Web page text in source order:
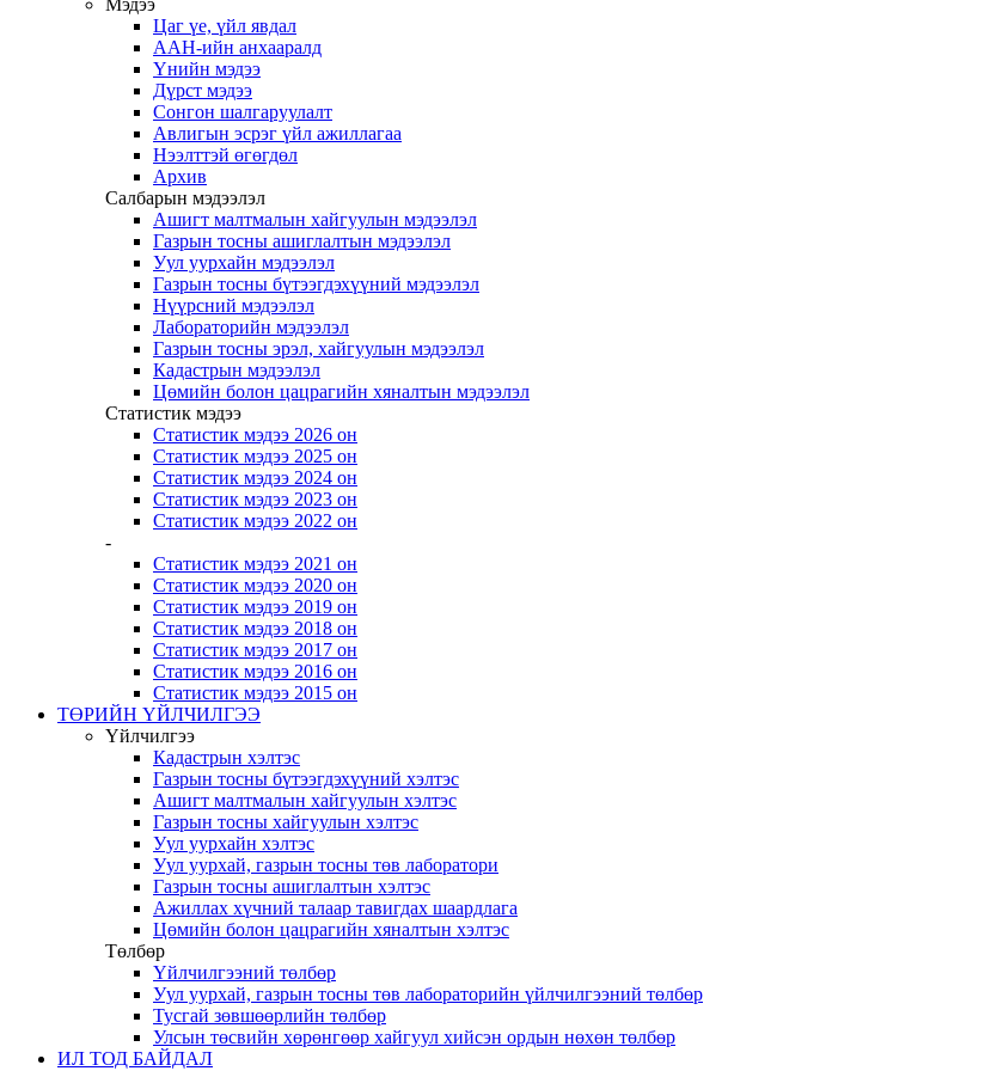
Мэдээ
Цаг үе, үйл явдал
ААН-ийн анхааралд
Үнийн мэдээ
Дүрст мэдээ
Сонгон шалгаруулалт
Авлигын эсрэг үйл ажиллагаа
Нээлттэй өгөгдөл
Архив
Салбарын мэдээлэл
Ашигт малтмалын хайгуулын мэдээлэл
Газрын тосны ашиглалтын мэдээлэл
Уул уурхайн мэдээлэл
Газрын тосны бүтээгдэхүүний мэдээлэл
Нүүрсний мэдээлэл
Лабораторийн мэдээлэл
Газрын тосны эрэл, хайгуулын мэдээлэл
Кадастрын мэдээлэл
Цөмийн болон цацрагийн хяналтын мэдээлэл
Статистик мэдээ
Статистик мэдээ 2026 он
Статистик мэдээ 2025 он
Статистик мэдээ 2024 он
Статистик мэдээ 2023 он
Статистик мэдээ 2022 он
-
Статистик мэдээ 2021 он
Статистик мэдээ 2020 он
Статистик мэдээ 2019 он
Статистик мэдээ 2018 он
Статистик мэдээ 2017 он
Статистик мэдээ 2016 он
Статистик мэдээ 2015 он
ТӨРИЙН ҮЙЛЧИЛГЭЭ
Үйлчилгээ
Кадастрын хэлтэс
Газрын тосны бүтээгдэхүүний хэлтэс
Ашигт малтмалын хайгуулын хэлтэс
Газрын тосны хайгуулын хэлтэс
Уул уурхайн хэлтэс
Уул уурхай, газрын тосны төв лаборатори
Газрын тосны ашиглалтын хэлтэс
Ажиллах хүчний талаар тавигдах шаардлага
Цөмийн болон цацрагийн хяналтын хэлтэс
Төлбөр
Үйлчилгээний төлбөр
Уул уурхай, газрын тосны төв лабораторийн үйлчилгээний төлбөр
Тусгай зөвшөөрлийн төлбөр
Улсын төсвийн хөрөнгөөр хайгуул хийсэн ордын нөхөн төлбөр
ИЛ ТОД БАЙДАЛ